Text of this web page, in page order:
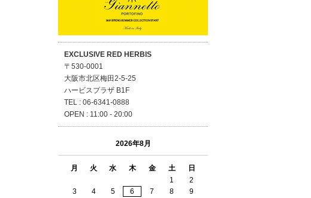
EXCLUSIVE RED HERBIS
〒530-0001
大阪市北区梅田2-5-25
ハービスプラザ B1F
TEL : 06-6341-0888
OPEN : 11:00 - 20:00
2026年8月
月 火 水 木 金 土
日
1
2
3
4 5 6 7 8
9